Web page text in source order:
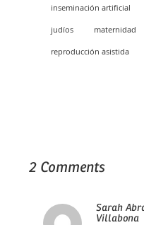
inseminación artificial
judíos maternidad
reproducción asistida
2 Comments
Sarah
Villabona